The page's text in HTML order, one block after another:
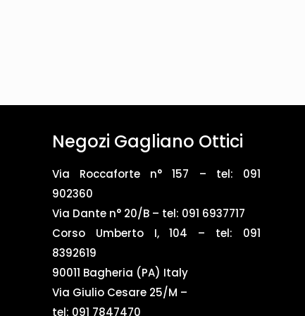
Negozi Gagliano Ottici
Via Roccaforte n° 157 – tel: 091
902360
Via Dante n° 20/B – tel: 091 6937717
Corso Umberto I, 104 – tel: 091
8392619
90011 Bagheria (PA) Italy
Via Giulio Cesare 25/M –
tel: 091 7847470